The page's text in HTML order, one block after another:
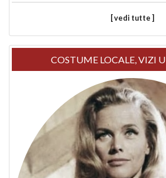
[ vedi tutte ]
COSTUME LOCALE, VIZI